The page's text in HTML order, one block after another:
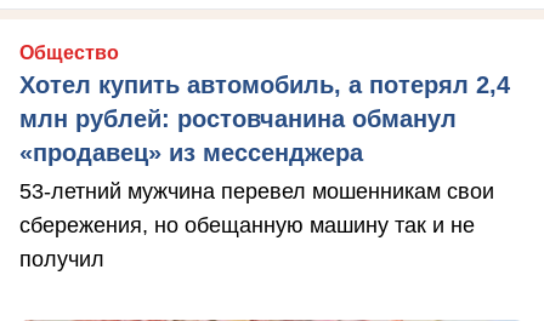
Общество
Хотел купить автомобиль, а потерял 2,4
млн рублей: ростовчанина обманул
«продавец» из мессенджера
53-летний мужчина перевел мошенникам свои
сбережения, но обещанную машину так и не
получил